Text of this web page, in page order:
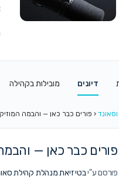
דיונים מובילות בקהילה
וסאונד ‹ פורים כבר כאן — והבמה
פורים כבר כאן —
פורסם ע"יבטי זיאת מנהלת קהילת